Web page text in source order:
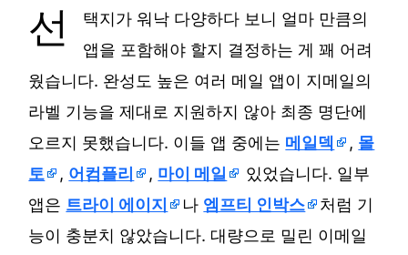
선
택지가 워낙 다양하다 보니 얼마 만큼의
앱을 포함해야 할지 결정하는 게 꽤 어려
웠습니다. 완성도 높은 여러 메일 앱이 지메일의
라벨 기능을 제대로 지원하지 않아 최종 명단에
오르지 못했습니다. 이들 앱 중에는 메일덱 , 몰
토
, 어컴플리 , 마이 메일
있었습니다. 일부
앱은 트라이 에이지 나 엠프티 인박스
처럼 기
능이 충분치 않았습니다. 대량으로 밀린 이메일